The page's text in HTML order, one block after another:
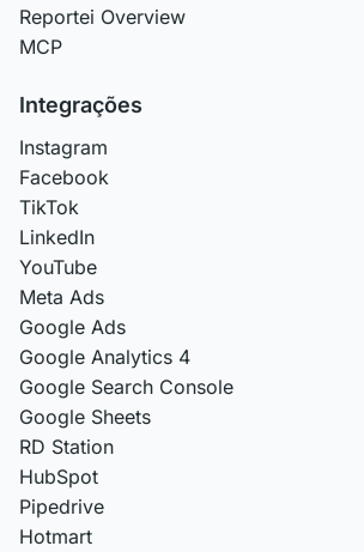
Reportei Overview
MCP
Integrações
Instagram
Facebook
TikTok
LinkedIn
YouTube
Meta Ads
Google Ads
Google Analytics 4
Google Search Console
Google Sheets
RD Station
HubSpot
Pipedrive
Hotmart